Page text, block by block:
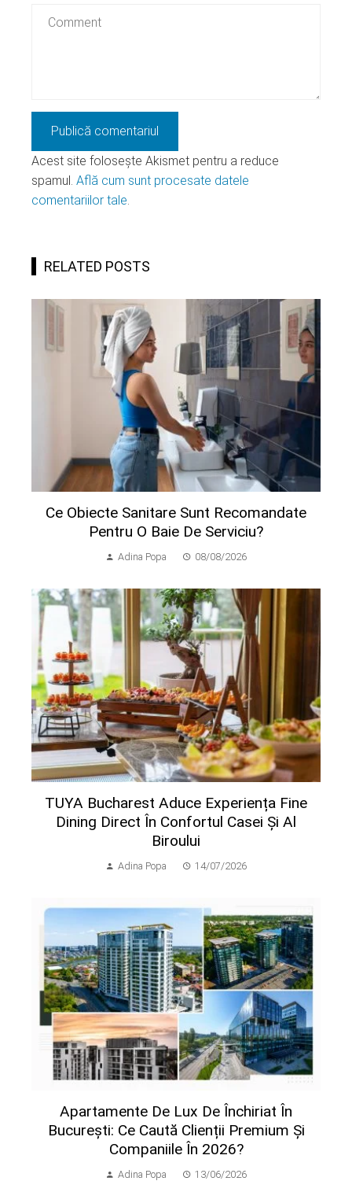
Acest site folosește Akismet pentru a reduce
spamul. Află cum sunt procesate datele
comentariilor tale.
RELATED POSTS
Ce Obiecte Sanitare Sunt Recomandate
Pentru O Baie De Serviciu?
Adina Popa 08/08/2026
TUYA Bucharest Aduce Experiența Fine
Dining Direct În Confortul Casei Și Al
Biroului
Adina Popa 14/07/2026
Apartamente De Lux De Închiriat În
București: Ce Caută Clienții Premium Și
Companiile În 2026?
Adina Popa 13/06/2026